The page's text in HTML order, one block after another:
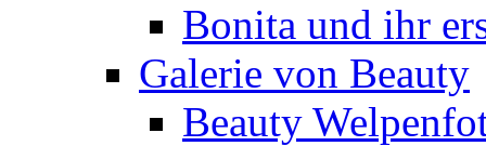
Bonita und ihr
Galerie von Beauty
Beauty